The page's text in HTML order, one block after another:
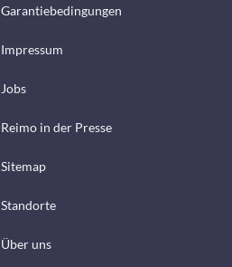
Garantiebedingungen
Impressum
Jobs
Reimo in der Presse
Sitemap
Standorte
Über uns